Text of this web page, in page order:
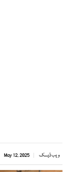
ویب ڈیسک May 12, 2025